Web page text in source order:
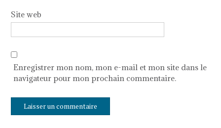
Site web
Enregistrer mon nom, mon e-mail et mon site dans le
navigateur pour mon prochain commentaire.